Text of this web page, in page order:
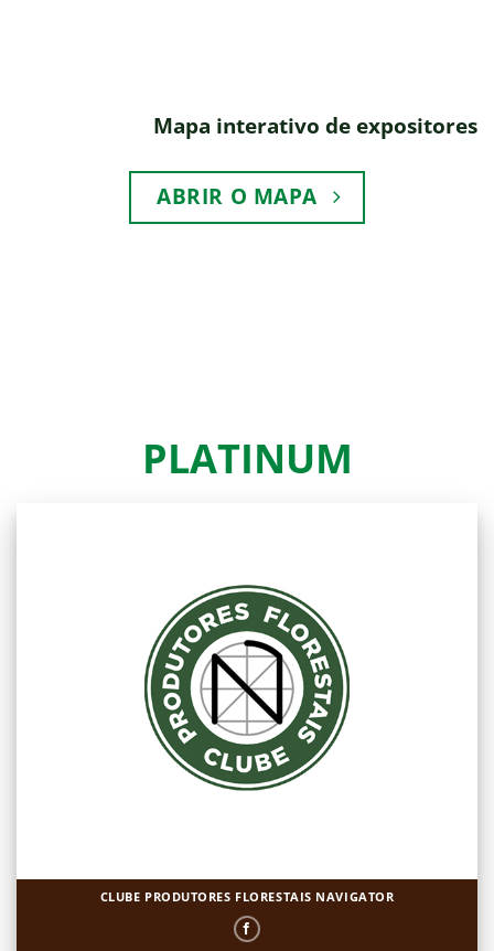
Mapa interativo de expositores
ABRIR O MAPA
PLATINUM
CLUBE PRODUTORES FLORESTAIS NAVIGATOR